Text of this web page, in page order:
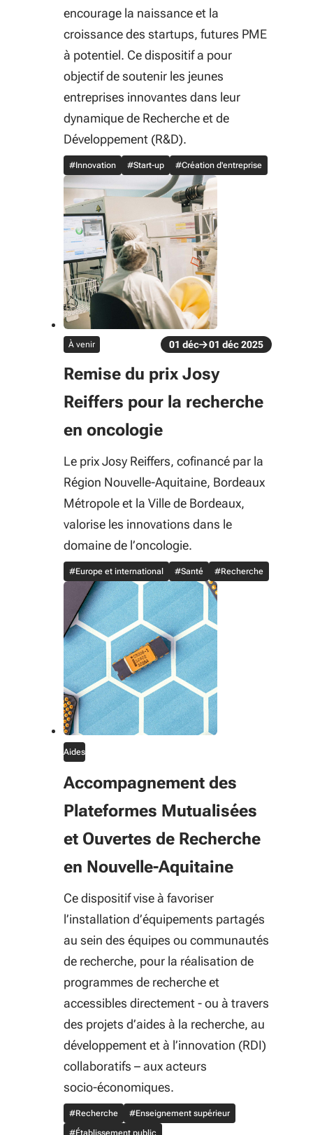
encourage la naissance et la
croissance des startups, futures PME
à potentiel. Ce dispositif a pour
objectif de soutenir les jeunes
entreprises innovantes dans leur
dynamique de Recherche et de
Développement (R&D).
#Innovation #Start-up #Création d'entreprise
évènement
À venir
Du 01 déc au 01 déc 2025
01 déc 01 déc2025
Remise du prix Josy
Reiffers pour la recherche
en oncologie
Le prix Josy Reiffers, cofinancé par la
Région Nouvelle-Aquitaine, Bordeaux
Métropole et la Ville de Bordeaux,
valorise les innovations dans le
domaine de l’oncologie.
#Europe et international #Santé #Recherche
Aides
Accompagnement des
Plateformes Mutualisées
et Ouvertes de Recherche
en Nouvelle-Aquitaine
Ce dispositif vise à favoriser
l’installation d’équipements partagés
au sein des équipes ou communautés
de recherche, pour la réalisation de
programmes de recherche et
accessibles directement - ou à travers
des projets d’aides à la recherche, au
développement et à l’innovation (RDI)
collaboratifs – aux acteurs
socio‑économiques.
#Recherche
#Enseignement supérieur
#Établissement public